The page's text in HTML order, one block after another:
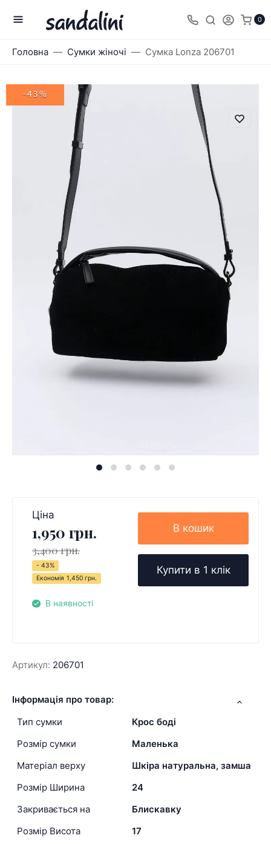
0
Головна Сумки жіночі Сумка Lonza 206701
-43%
Ціна
1,950 грн.
3,400 грн.
- 43%
Економія 1,450 грн.
В наявності
В кошик
Купити в 1 клік
Артикул: 206701
Інформація про товар:
Тип сумки
Крос боді
Розмір сумки
Маленька
Матеріал верху
Шкіра натуральна, замша
Розмір Ширина
24
Закривається на
Блискавку
Розмір Висота
17